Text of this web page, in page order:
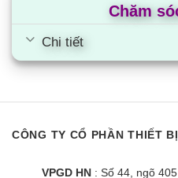
Điều hòa NT-
R410a nâng cao hiệu
ứng nhà kính.
Chăm
Chi tiết
CÔNG TY CỔ PHẦN THIẾT
VPGD HN : Số 44, ngõ